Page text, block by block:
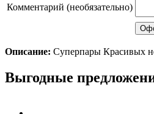
Комментарий (необязательно)
Описание: Суперпары Красивых
Scroll
Up
Выгодные